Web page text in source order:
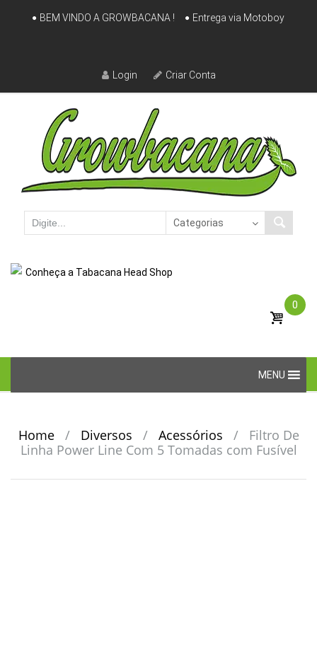
Skip
BEM VINDO A GROWBACANA ! Entrega via Motoboy
Login Criar Conta
Conheça a Tabacana Head Shop
0
content
MENU
Home / Diversos / Acessórios /
Filtro De
Linha Power Line Com 5 Tomadas com Fusível